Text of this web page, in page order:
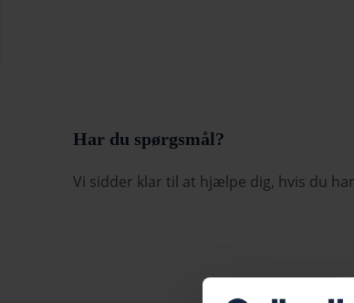
Har du spørgsmål?
Vi sidder klar til at hjælpe dig, hvis du